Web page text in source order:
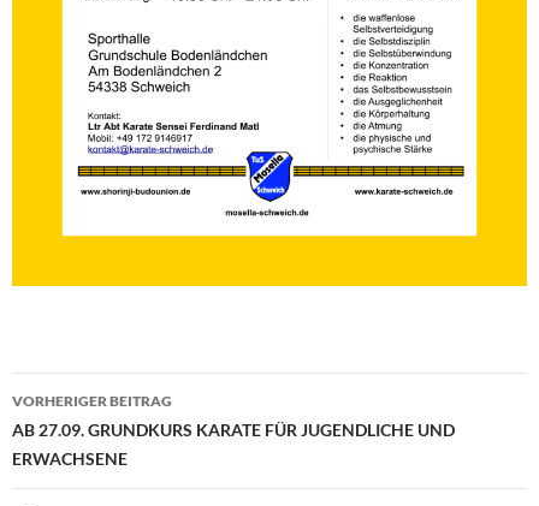
Beitragsnavigation
VORHERIGER BEITRAG
AB 27.09. GRUNDKURS KARATE FÜR JUGENDLICHE UND
ERWACHSENE